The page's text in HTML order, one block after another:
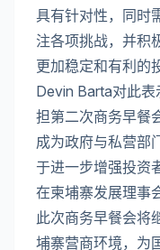
具有针对性，同时
注各项挑战，并积
更加稳定和有利的
Devin Barta对此
担第二次商务早餐
成为政府与私营部
于进一步增强投资
在柬埔寨发展理事
此次商务早餐会将
埔寨营商环境，为